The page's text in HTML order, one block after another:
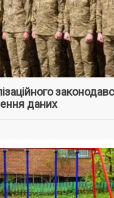
даних